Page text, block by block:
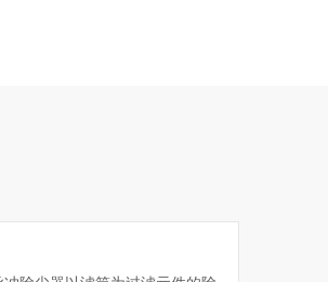
一支训练有素、经验丰富的生